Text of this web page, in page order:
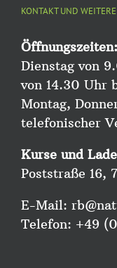
KONTAKT UND
Öffnungszeiten:
Dienstag von
von 14.30 Uhr
Montag,
telefonischer
Kurse und
Poststraße 16,
E-Mail:
Telefon: +49